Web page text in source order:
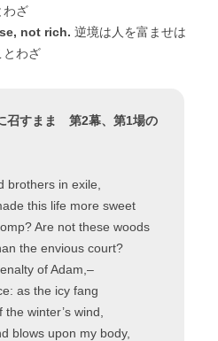
ざ
not rich. 逆境は人を富ませは
わざ
召すまま 第2幕、第1場の
brothers in exile,
this life more sweet
Are not these woods
the envious court?
of Adam,–
as the icy fang
winter’s wind,
blows upon my body,